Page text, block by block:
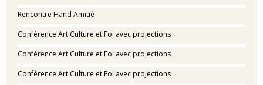
Rencontre Hand Amitié
Conférence Art Culture et Foi avec projections
Conférence Art Culture et Foi avec projections
Conférence Art Culture et Foi avec projections